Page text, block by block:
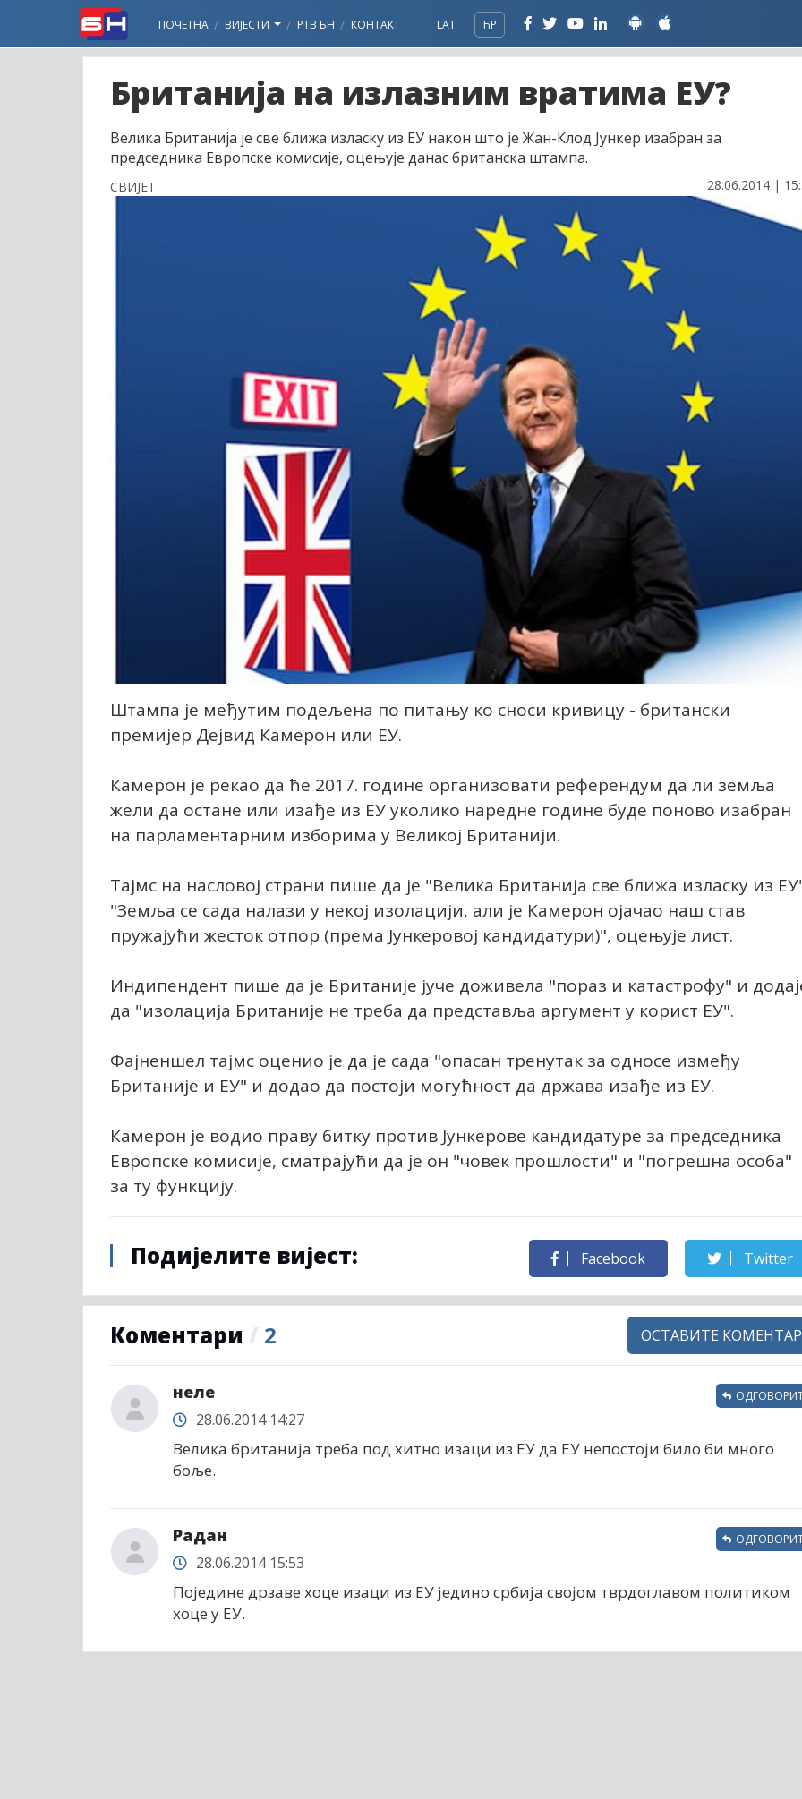
ПОЧЕТНА ВИЈЕСТИ РТВ БН КОНТАКТ LAT ЋР
Британија на излазним вратима ЕУ?
Велика Британија је све ближа изласку из ЕУ након што је Жан-Клод Јункер изабран за
председника Европске комисије, оцењује данас британска штампа.
СВИЈЕТ 28.06.2014 |
Штампа је међутим подељена по питању ко сноси кривицу - британски
премијер Дејвид Камерон или ЕУ.
Камерон је рекао да ће 2017. године организовати референдум да ли земља
жели да остане или изађе из ЕУ уколико наредне године буде поново изабран
на парламентарним изборима у Великој Британији.
Тајмс на насловој страни пише да је "Велика Британија све ближа изласку из
"Земља се сада налази у некој изолацији, али је Камерон ојачао наш став
пружајући жесток отпор (према Јункеровој кандидатури)", оцењује лист.
Индипендент пише да је Британије јуче доживела "пораз и катастрофу" и
да "изолација Британије не треба да представља аргумент у корист ЕУ".
Фајненшел тајмс оценио је да је сада "опасан тренутак за односе између
Британије и ЕУ" и додао да постоји могућност да држава изађе из ЕУ.
Камерон је водио праву битку против Јункерове кандидатуре за председника
Европске комисије, сматрајући да је он "човек прошлости" и "погрешна особа"
за ту функцију.
Подијелите вијест: Facebook Twitter
Коментари / 2 ОСТАВИТЕ КОМЕНТАР
неле
28.06.2014 14:27
Велика британија треба под хитно изаци из ЕУ да ЕУ непостоји било би много
боље.
Радан
28.06.2014 15:53
Поједине дрзаве хоце изаци из ЕУ једино србија својом тврдоглавом политиком
хоце у ЕУ.